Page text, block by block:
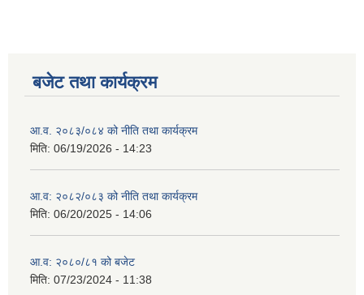
बजेट तथा कार्यक्रम
आ.व. २०८३/०८४ को नीति तथा कार्यक्रम
मिति: 06/19/2026 - 14:23
आ.व: २०८२/०८३ को नीति तथा कार्यक्रम
मिति: 06/20/2025 - 14:06
आ.व: २०८०/८१ को बजेट
मिति: 07/23/2024 - 11:38